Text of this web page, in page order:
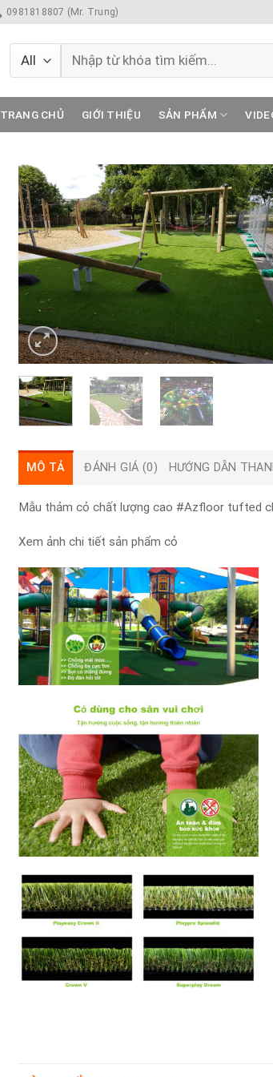
0981818807 (Mr. Trung)
Tìm
kiếm:
TRANG CHỦ GIỚI THIỆU SẢN PHẨM
MÔ TẢ ĐÁNH GIÁ (0) HƯỚNG DẪN
Mẫu thảm cỏ chất lượng cao #Azfloor tufted
Xem ảnh chi tiết sản phẩm cỏ